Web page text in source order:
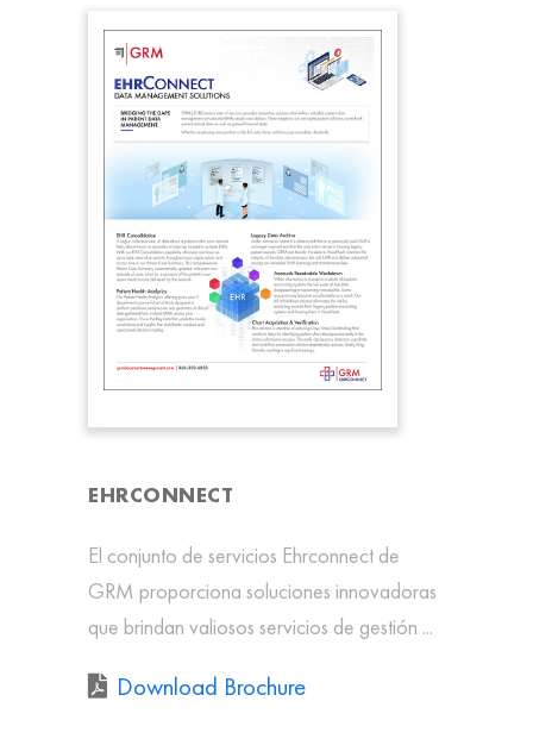
EHRCONNECT
El conjunto de servicios Ehrconnect de
GRM proporciona soluciones innovadoras
que brindan valiosos servicios de gestión ...
Download Brochure